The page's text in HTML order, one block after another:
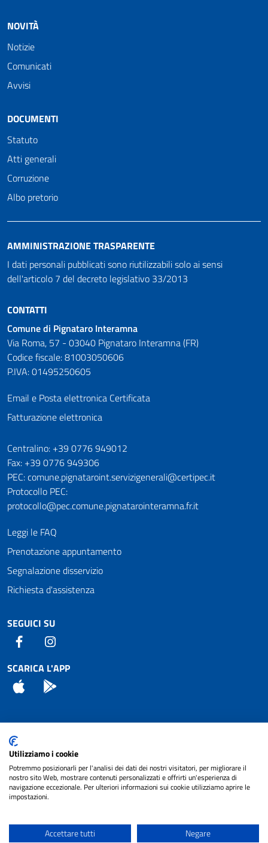
NOVITÀ
Notizie
Comunicati
Avvisi
DOCUMENTI
Statuto
Atti generali
Corruzione
Albo pretorio
AMMINISTRAZIONE TRASPARENTE
I dati personali pubblicati sono riutilizzabili solo ai sensi
dell'articolo 7 del decreto legislativo 33/2013
CONTATTI
Comune di Pignataro Interamna
Via Roma, 57 - 03040 Pignataro Interamna (FR)
Codice fiscale: 81003050606
P.IVA: 01495250605
Email e Posta elettronica Certificata
Fatturazione elettronica
Numeri utili
Centralino: +39 0776 949012
Fax: +39 0776 949306
PEC: comune.pignataroint.servizigenerali@certipec.it
Protocollo PEC:
protocollo@pec.comune.pignatarointeramna.fr.it
Leggi le FAQ
Prenotazione appuntamento
Segnalazione disservizio
Richiesta d'assistenza
SEGUICI SU
Facebook
SCARICA L'APP
App Store
Attuazione Misure PNRR
Piano di miglioramento del sito
Note legali
cura diNET SMART
Utilizziamo i cookie
Potremmo posizionarli per l'analisi dei dati dei nostri visitatori, per migliorare il
nostro sito Web, mostrare contenuti personalizzati e offrirti un'esperienza di
navigazione eccezionale. Per ulteriori informazioni sui cookie utilizziamo aprire le
impostazioni.
Accettare tutti Negare